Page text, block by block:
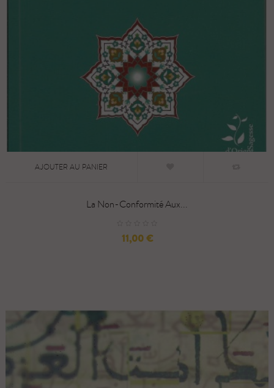
AJOUTER AU PANIER
La Non-Conformité Aux...
Prix
11,00 €